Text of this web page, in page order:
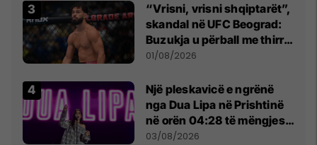
“Vrisni, vrisni shqiptarët”,
skandal në UFC Beograd:
Buzukja u përball me thirrje
anti-shqiptare nga
01/08/2026
Një pleskavicë e ngrënë
nga Dua Lipa në Prishtinë
në orën 04:28 të mëngjesit
- dhe bota digjitale serbe
03/08/2026